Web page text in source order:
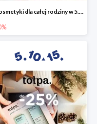
Kosmetyki dla całej rodziny w 5.10.15 do -40%